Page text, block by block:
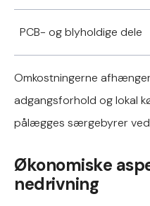
PCB- og blyholdige dele
Omkostningerne
adgangsforhold og lokal
pålægges særgebyrer
Økonomiske
nedrivning